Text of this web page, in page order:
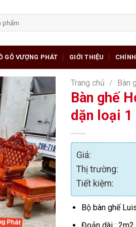
GỖ VƯỢNG PHÁT GIỚI THIỆU
Trang chủ / Bàn
Bàn ghế
dặn loại 1
Giá:
Thị trường:
Tiết kiệm:
Bộ bàn ghế
Đoản dài :